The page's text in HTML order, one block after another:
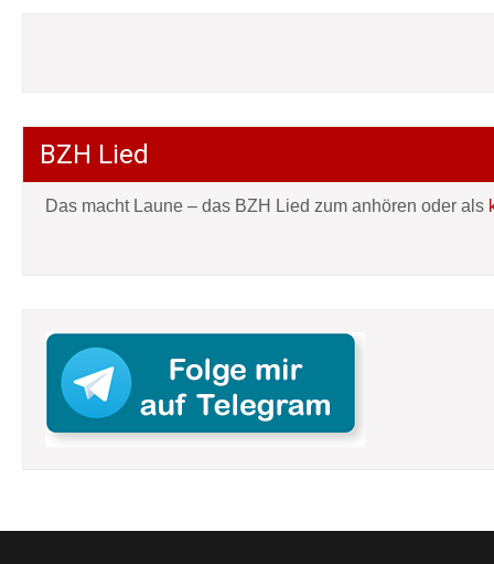
BZH Lied
Das macht Laune – das BZH Lied zum anhören oder als